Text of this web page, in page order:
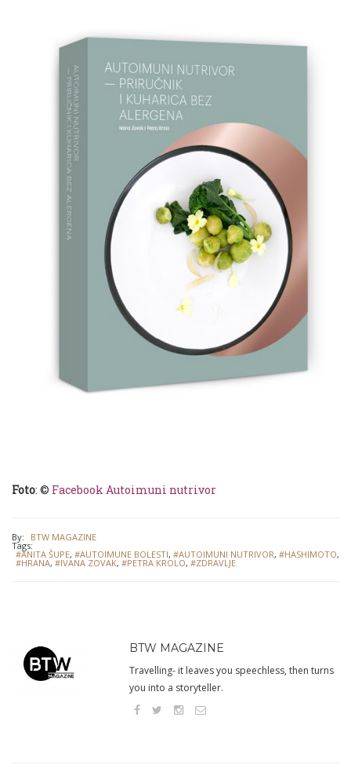
Foto: © Facebook Autoimuni nutrivor
By: BTW MAGAZINE
Tags:
#ANITA ŠUPE, #AUTOIMUNE BOLESTI, #AUTOIMUNI NUTRIVOR, #HASHIMOTO,
#HRANA, #IVANA ZOVAK, #PETRA KROLO, #ZDRAVLJE
BTW MAGAZINE
Travelling- it leaves you speechless, then turns
you into a storyteller.